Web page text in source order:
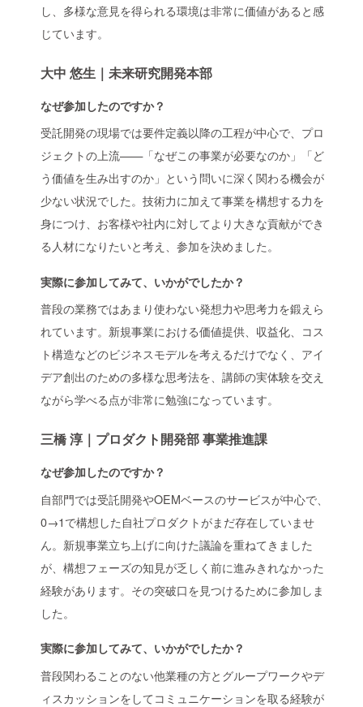
し、多様な意見を得られる環境は非常に価値があると感
じています。
大中 悠生｜未来研究開発本部
なぜ参加したのですか？
受託開発の現場では要件定義以降の工程が中心で、プロ
ジェクトの上流——「なぜこの事業が必要なのか」「ど
う価値を生み出すのか」という問いに深く関わる機会が
少ない状況でした。技術力に加えて事業を構想する力を
身につけ、お客様や社内に対してより大きな貢献ができ
る人材になりたいと考え、参加を決めました。
実際に参加してみて、いかがでしたか？
普段の業務ではあまり使わない発想力や思考力を鍛えら
れています。新規事業における価値提供、収益化、コス
ト構造などのビジネスモデルを考えるだけでなく、アイ
デア創出のための多様な思考法を、講師の実体験を交え
ながら学べる点が非常に勉強になっています。
三橋 淳｜プロダクト開発部 事業推進課
なぜ参加したのですか？
自部門では受託開発やOEMベースのサービスが中心で、
0→1で構想した自社プロダクトがまだ存在していませ
ん。新規事業立ち上げに向けた議論を重ねてきました
が、構想フェーズの知見が乏しく前に進みきれなかった
経験があります。その突破口を見つけるために参加しま
した。
実際に参加してみて、いかがでしたか？
普段関わることのない他業種の方とグループワークやデ
ィスカッションをしてコミュニケーションを取る経験が